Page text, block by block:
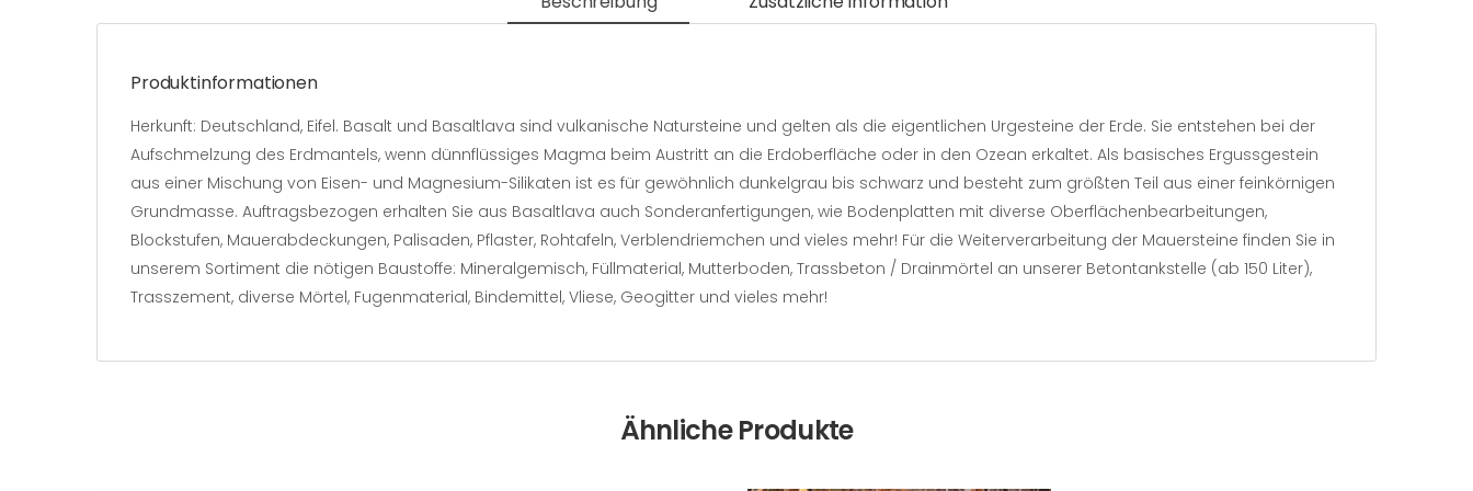
Produktinformationen
Herkunft: Deutschland, Eifel. Basalt und Basaltlava sind vulkanische Natursteine und gelten als die eigentlichen Urgesteine der Erde. Sie entstehen bei der
Aufschmelzung des Erdmantels, wenn dünnflüssiges Magma beim Austritt an die Erdoberfläche oder in den Ozean erkaltet. Als basisches Ergussgestein
aus einer Mischung von Eisen- und Magnesium-Silikaten ist es für gewöhnlich dunkelgrau bis schwarz und besteht zum größten Teil aus einer feinkörnigen
Grundmasse. Auftragsbezogen erhalten Sie aus Basaltlava auch Sonderanfertigungen, wie Bodenplatten mit diverse Oberflächenbearbeitungen,
Blockstufen, Mauerabdeckungen, Palisaden, Pflaster, Rohtafeln, Verblendriemchen und vieles mehr! Für die Weiterverarbeitung der Mauersteine finden Sie in
unserem Sortiment die nötigen Baustoffe: Mineralgemisch, Füllmaterial, Mutterboden, Trassbeton / Drainmörtel an unserer Betontankstelle (ab 150 Liter),
Trasszement, diverse Mörtel, Fugenmaterial, Bindemittel, Vliese, Geogitter und vieles mehr!
Ähnliche Produkte